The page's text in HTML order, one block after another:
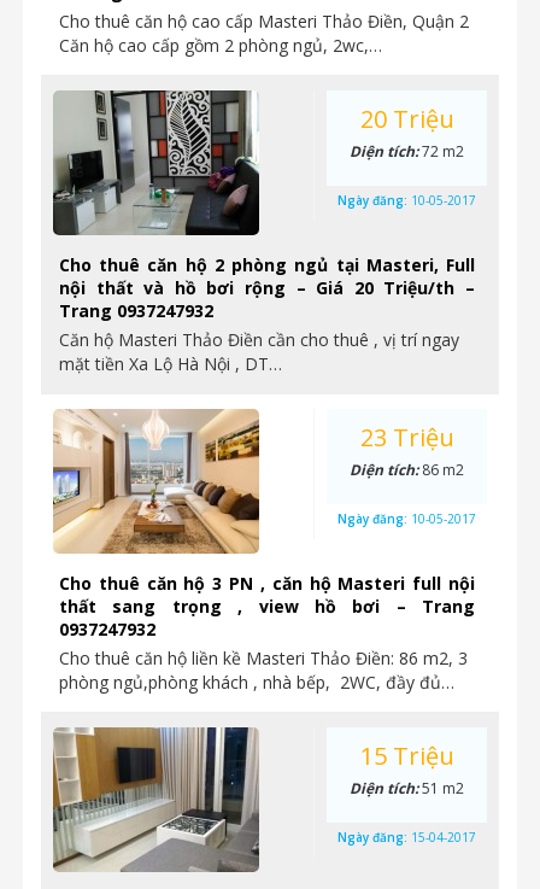
Cho thuê căn hộ cao cấp Masteri Thảo Điền, Quận 2
Căn hộ cao cấp gồm 2 phòng ngủ, 2wc,…
Cho thuê căn hộ 2 phòng ngủ tại Masteri, Full
nội thất và hồ bơi rộng – Giá 20 Triệu/th –
Trang 0937247932
Căn hộ Masteri Thảo Điền cần cho thuê , vị trí ngay
mặt tiền Xa Lộ Hà Nội , DT…
20 Triệu
Diện tích:72 m2
Ngày đăng: 10-05-2017
Cho thuê căn hộ 3 PN , căn hộ Masteri full nội
thất sang trọng , view hồ bơi – Trang
0937247932
Cho thuê căn hộ liền kề Masteri Thảo Điền: 86 m2, 3
phòng ngủ,phòng khách , nhà bếp, 2WC, đầy đủ…
23 Triệu
Diện tích:86 m2
Ngày đăng: 10-05-2017
15 Triệu
Diện tích:51 m2
Ngày đăng: 15-04-2017